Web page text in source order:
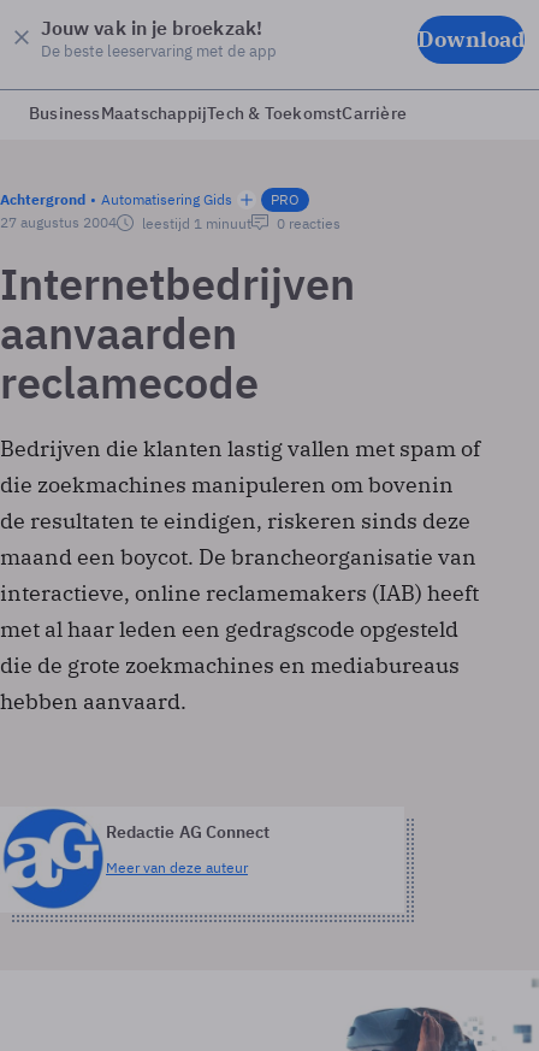
Jouw vak in je broekzak!
De beste leeservaring met de app Download
BusinessMaatschappijTech & ToekomstCarrière
Achtergrond Automatisering Gids
PRO
27 augustus 2004
leestijd 1 minuut 0 reacties
Internetbedrijven
aanvaarden
reclamecode
Bedrijven die klanten lastig vallen met spam of
die zoekmachines manipuleren om bovenin
de resultaten te eindigen, riskeren sinds deze
maand een boycot. De brancheorganisatie van
interactieve, online reclamemakers (IAB) heeft
met al haar leden een gedragscode opgesteld
die de grote zoekmachines en mediabureaus
hebben aanvaard.
Redactie AG Connect
Meer van deze auteur